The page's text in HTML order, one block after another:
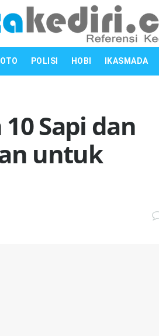
POLISI HOBI IKASMADA
Sapi dan
untuk